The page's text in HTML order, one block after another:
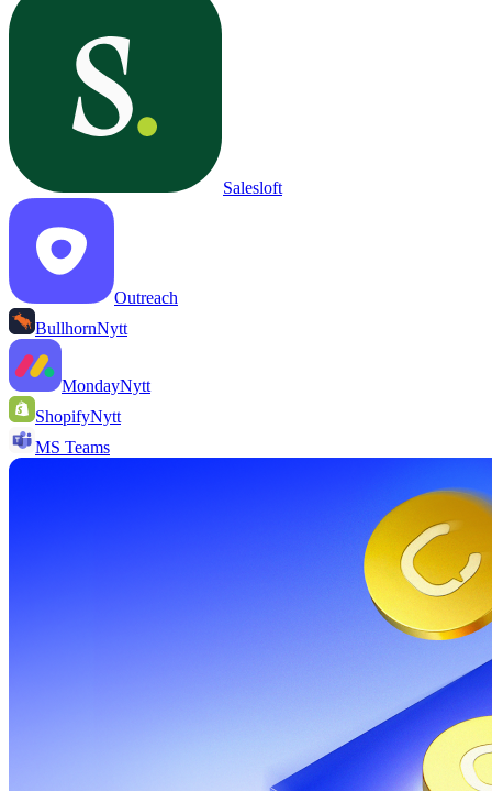
Salesloft
Outreach
BullhornNytt
MondayNytt
ShopifyNytt
MS Teams